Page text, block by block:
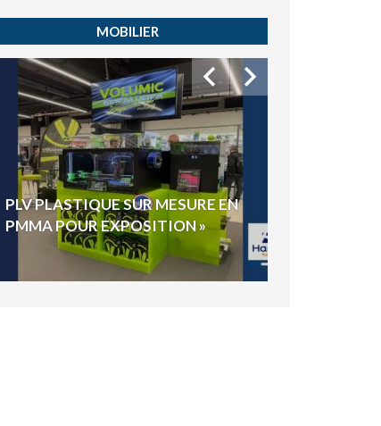
MOBILIER
PLV PLASTIQUE SUR MESURE EN
PMMA POUR EXPOSITION »